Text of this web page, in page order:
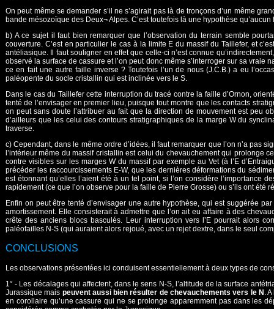
On peut même se demander s’il ne s’agirait pas là de tronçons d’un même
bande mésozoïque des Deux¬ Alpes. C’est toutefois là une hypothèse
b) A ce sujet il faut bien remarquer que l’observation du terrain semble
couverture. C’est en particulier le cas à la limite E du massif du Taillefer, et
antéliasique. Il faut souligner en effet que celle-ci n’est connue
observé la surface de cassure et l’on peut donc même s’interroger sur sa
ce en fait une autre faille inverse ? Toutefois l’un de nous (J.C.B.) a eu
paléopente du socle cristallin qui est inclinée vers le S.
Dans le cas du Taillefer cette interruption du tracé contre la faille d’Ornon,
tenté de l’envisager en premier lieu, puisque tout montre que les contacts
on peut sans doute l’attribuer au fait que la direction de mouvement est peu
d’ailleurs que les celui des contours stratigraphiques de la marge W du
traverse.
c) Cependant, dans le même ordre d’idées, il faut remarquer que l’on n’a pas
l’intérieur même du massif cristallin est celui du chevauchement qui prolonge
contre visibles sur les marges W du massif par exemple au Vet (à l’E
précéder les raccourcissements E-W, que les dernières déformations du
est étonnant qu’elles l’aient été à un tel point, si l’on considère l’importance
rapidement (ce que l’on observe pour la faille de Pierre Grosse) ou s’ils ont
Enfin on peut être tenté d’envisager une autre hypothèse, qui est suggérée
amortissement. Elle consisterait à admettre que l’on ait eu affaire à des
crête des anciens blocs basculés. Leur interruption vers l’E pourrait alors
paléofailles N-S (qui auraient alors rejoué, avec un rejet dextre, dans le seul
CONCLUSIONS
Les observations présentées ici conduisent essentiellement à deux types de
1° - Les décalages qui affectent, dans le sens N-S, l’altitude de la surface
Jurassique mais peuvent aussi bien résulter de chevauchements vers le N .
en corollaire qu’une cassure qui ne se prolonge apparemment pas dans les